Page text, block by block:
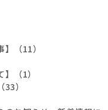
（11）
（1）
）